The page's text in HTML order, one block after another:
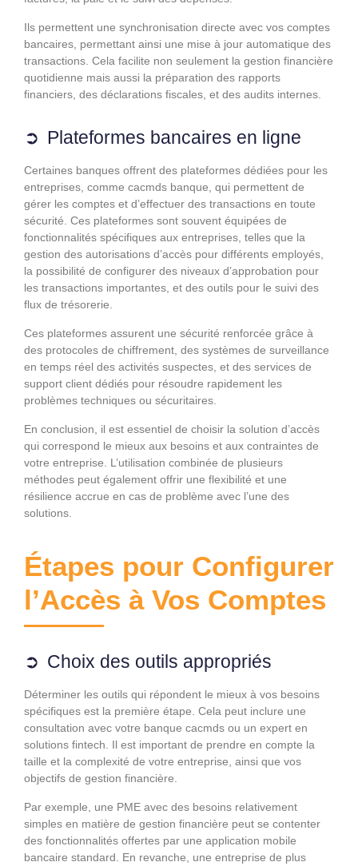
Ils permettent une synchronisation directe avec vos comptes
bancaires, permettant ainsi une mise à jour automatique des
transactions. Cela facilite non seulement la gestion financière
quotidienne mais aussi la préparation des rapports
financiers, des déclarations fiscales, et des audits internes.
Plateformes bancaires en ligne
Certaines banques offrent des plateformes dédiées pour les
entreprises, comme cacmds banque, qui permettent de
gérer les comptes et d’effectuer des transactions en toute
sécurité. Ces plateformes sont souvent équipées de
fonctionnalités spécifiques aux entreprises, telles que la
gestion des autorisations d’accès pour différents employés,
la possibilité de configurer des niveaux d’approbation pour
les transactions importantes, et des outils pour le suivi des
flux de trésorerie.
Ces plateformes assurent une sécurité renforcée grâce à
des protocoles de chiffrement, des systèmes de surveillance
en temps réel des activités suspectes, et des services de
support client dédiés pour résoudre rapidement les
problèmes techniques ou sécuritaires.
En conclusion, il est essentiel de choisir la solution d’accès
qui correspond le mieux aux besoins et aux contraintes de
votre entreprise. L’utilisation combinée de plusieurs
méthodes peut également offrir une flexibilité et une
résilience accrue en cas de problème avec l’une des
solutions.
Étapes pour Configurer
l’Accès à Vos Comptes
Choix des outils appropriés
Déterminer les outils qui répondent le mieux à vos besoins
spécifiques est la première étape. Cela peut inclure une
consultation avec votre banque cacmds ou un expert en
solutions fintech. Il est important de prendre en compte la
taille et la complexité de votre entreprise, ainsi que vos
objectifs de gestion financière.
Par exemple, une PME avec des besoins relativement
simples en matière de gestion financière peut se contenter
des fonctionnalités offertes par une application mobile
bancaire standard. En revanche, une entreprise de plus